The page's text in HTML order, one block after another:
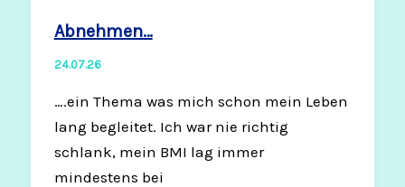
Abnehmen…
24.07.26
….ein Thema was mich schon mein Leben
lang begleitet. Ich war nie richtig
schlank, mein BMI lag immer
mindestens bei